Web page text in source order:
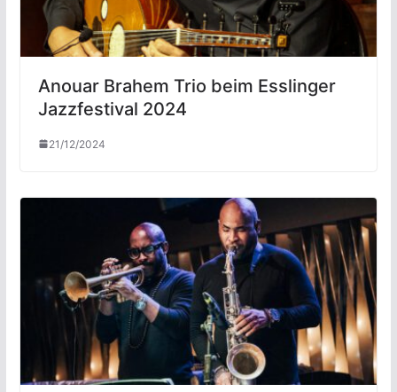
Anouar Brahem Trio beim Esslinger
Jazzfestival 2024
21/12/2024